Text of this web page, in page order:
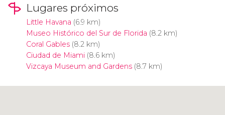
Lugares próximos
Little Havana (6.9 km)
Museo Histórico del Sur de Florida (8.2 km)
Coral Gables(8.2 km)
Ciudad de Miami(8.6 km)
Vizcaya Museum and Gardens(8.7 km)